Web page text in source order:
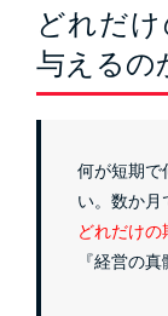
どれだ
与えるの
何が短期で
い。数か月
どれだけ
『経営の